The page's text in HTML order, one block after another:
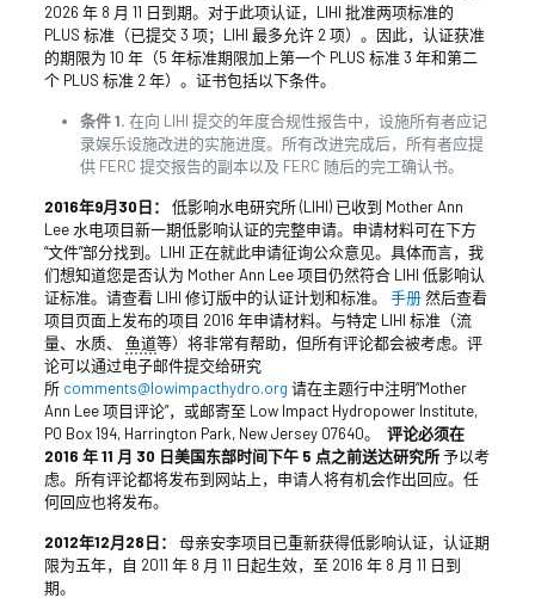
2026 年 8 月 11 日到期。对于此项认证，LIHI 批准两项标准的
PLUS 标准（已提交 3 项；LIHI 最多允许 2 项）。因此，认证获准
的期限为 10 年（5 年标准期限加上第一个 PLUS 标准 3 年和第二
个 PLUS 标准 2 年）。证书包括以下条件。
条件 1. 在向 LIHI 提交的年度合规性报告中，设施所有者应记
录娱乐设施改进的实施进度。所有改进完成后，所有者应提
供 FERC 提交报告的副本以及 FERC 随后的完工确认书。
2016年9月30日：
低影响水电研究所 (LIHI) 已收到 Mother Ann
Lee 水电项目新一期低影响认证的完整申请。申请材料可在下方
“文件”部分找到。LIHI 正在就此申请征询公众意见。具体而言，我
们想知道您是否认为 Mother Ann Lee 项目仍然符合 LIHI 低影响认
证标准。请查看 LIHI 修订版中的认证计划和标准。 手册然后查看
项目页面上发布的项目 2016 年申请材料。与特定 LIHI 标准（流
量、水质、 鱼道等）将非常有帮助，但所有评论都会被考虑。评
论可以通过电子邮件提交给研究
所 comments@lowimpacthydro.org 请在主题行中注明“Mother
Ann Lee 项目评论”，或邮寄至 Low Impact Hydropower Institute,
PO Box 194, Harrington Park, New Jersey 07640。 评论必须在
2016 年 11 月 30 日美国东部时间下午 5 点之前送达研究所予以考
虑。所有评论都将发布到网站上，申请人将有机会作出回应。任
何回应也将发布。
2012年12月28日：
母亲安李项目已重新获得低影响认证，认证期
限为五年，自 2011 年 8 月 11 日起生效，至 2016 年 8 月 11 日到
期。